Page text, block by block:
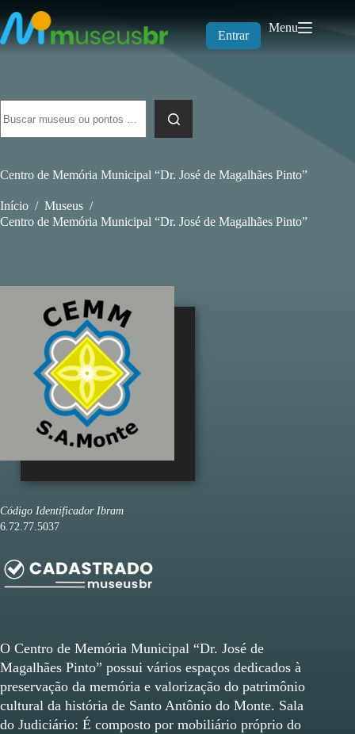
para
o
conteúdo
Entrar
Menu
resultados
Centro de Memória Municipal “Dr. José de Magalhães Pinto”
Início / Museus /
Centro de Memória Municipal “Dr. José de Magalhães Pinto”
Código Identificador Ibram
6.72.77.5037
O Centro de Memória Municipal “Dr. José de
Magalhães Pinto” possui vários espaços dedicados à
preservação da memória e valorização do patrimônio
cultural da história de Santo Antônio do Monte. Sala
do Judiciário: É composto por mobiliário próprio do